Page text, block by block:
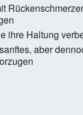
ihre Haltung
aber